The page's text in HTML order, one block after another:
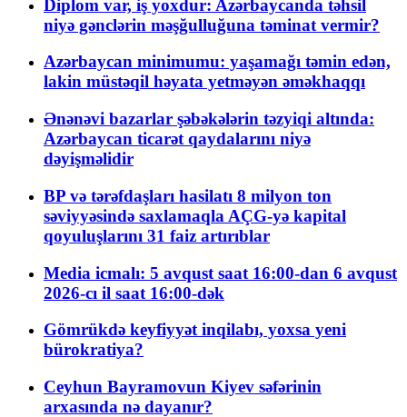
Diplom var, iş yoxdur: Azərbaycanda təhsil
niyə gənclərin məşğulluğuna təminat vermir?
Azərbaycan minimumu: yaşamağı təmin edən,
lakin müstəqil həyata yetməyən əməkhaqqı
Ənənəvi bazarlar şəbəkələrin təzyiqi altında:
Azərbaycan ticarət qaydalarını niyə
dəyişməlidir
BP və tərəfdaşları hasilatı 8 milyon ton
səviyyəsində saxlamaqla AÇG-yə kapital
qoyuluşlarını 31 faiz artırıblar
Media icmalı: 5 avqust saat 16:00-dan 6 avqust
2026-cı il saat 16:00-dək
Gömrükdə keyfiyyət inqilabı, yoxsa yeni
bürokratiya?
Ceyhun Bayramovun Kiyev səfərinin
arxasında nə dayanır?